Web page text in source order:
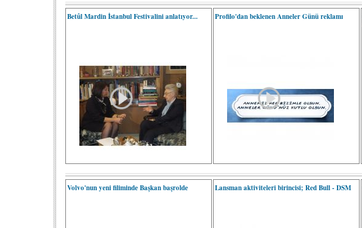
Betûl Mardin İstanbul Festivalini anlatıyor... Profilo'dan beklenen Anneler Günü reklamı
Volvo'nun yeni filiminde Başkan başrolde Lansman aktiviteleri birincisi; Red Bull - DSM